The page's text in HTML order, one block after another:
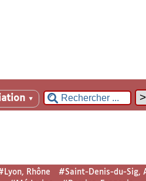
▼
Rhône #Saint-Denis-du-Sig,